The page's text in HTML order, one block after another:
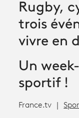
Creators
À la une
Participer et
À votre écoute
Productions et
Rugby,
trois
vivre en
Un
sportif !
France.tv